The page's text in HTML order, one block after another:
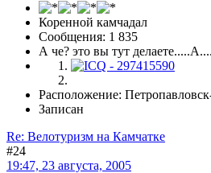
Коренной камчадал
Сообщения: 1 835
А че? это вы тут
Расположение:
Записан
Re: Велотуризм на Камчатке
#24
19:47, 23 августа, 2005